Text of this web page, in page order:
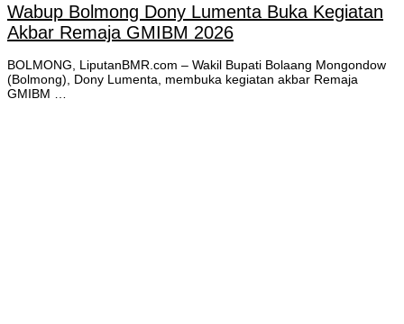
Wabup Bolmong Dony Lumenta Buka Kegiatan
Akbar Remaja GMIBM 2026
BOLMONG, LiputanBMR.com – Wakil Bupati Bolaang Mongondow
(Bolmong), Dony Lumenta, membuka kegiatan akbar Remaja
GMIBM …